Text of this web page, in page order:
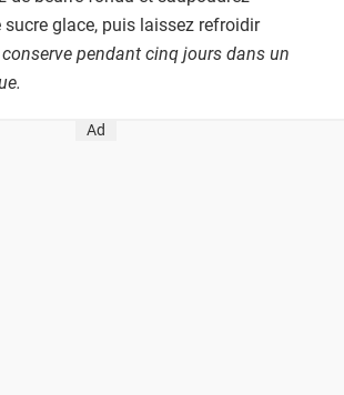
sucre glace, puis laissez refroidir
pendant cinq jours dans un
Ad